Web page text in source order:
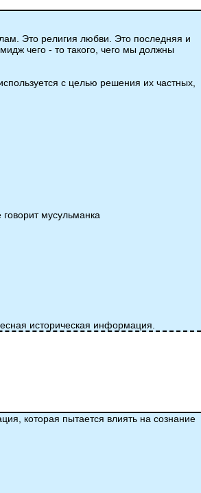
Это религия любви. Это последняя и
чего - то такого, чего мы должны
с целью решения их частных,
мусульманка
историческая информация.
которая пытается влиять на сознание